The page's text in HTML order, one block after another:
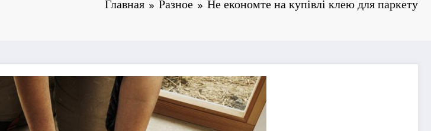
Главная Разное Не економте на купівлі клею для паркету